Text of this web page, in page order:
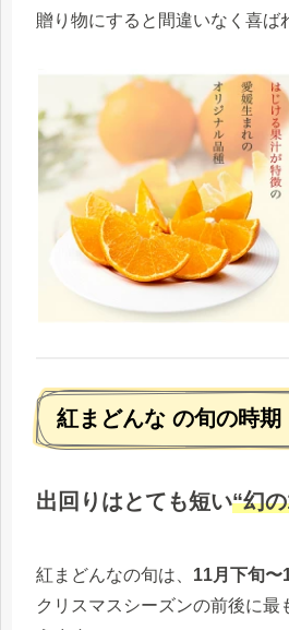
贈り物にすると間違いなく喜ば
紅まどんな の旬の時期
出回りはとても短い“幻
紅まどんなの旬は、 11月下旬〜
クリスマスシーズンの前後に最